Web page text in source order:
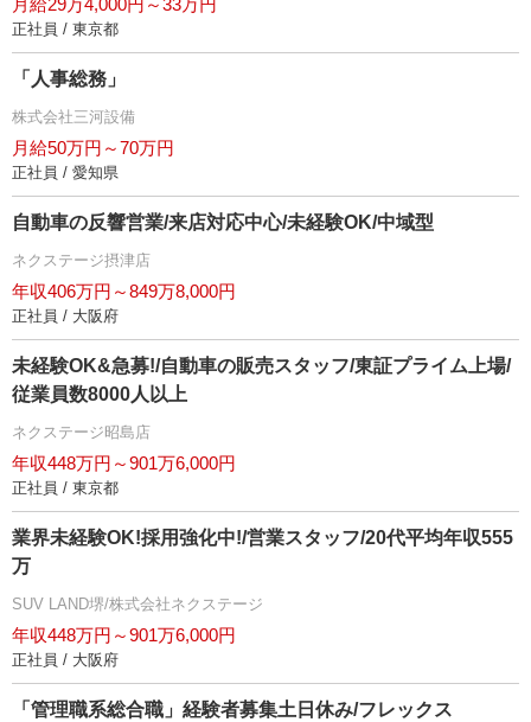
月給29万4,000円～33万円
正社員 / 東京都
「人事総務」
株式会社三河設備
月給50万円～70万円
正社員 / 愛知県
自動車の反響営業/来店対応中心/未経験OK/中域型
ネクステージ摂津店
年収406万円～849万8,000円
正社員 / 大阪府
未経験OK&急募!/自動車の販売スタッフ/東証プライム上場/
従業員数8000人以上
ネクステージ昭島店
年収448万円～901万6,000円
正社員 / 東京都
業界未経験OK!採用強化中!/営業スタッフ/20代平均年収555
万
SUV LAND堺/株式会社ネクステージ
年収448万円～901万6,000円
正社員 / 大阪府
「管理職系総合職」経験者募集土日休み/フレックス